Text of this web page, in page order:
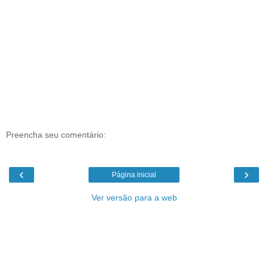
Preencha seu comentário:
‹ ›
Página inicial
Ver versão para a web